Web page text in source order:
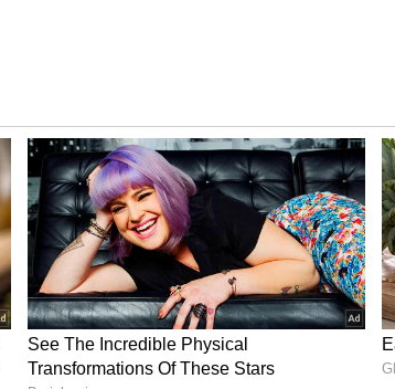
పాత్ర , ఇలాంటి పాత్రలు చేసినప్పుడు
మెప్పిస్తాడు` అని హీరోల్లో ఒకరైన వెంకట్
యూఎస్ఏ తో కలిసి ఖర్చుకు వెనకాడకుండా క్వాలిటీలో రాజి
రాజ్ పవన్ తెలిపారు . `బాబీ అందించిన బలమైన
ప్రేక్షకులని నవ్వించడం పెద్ద టాస్క్ , టీం వర్క్ తో
ఈ పాంచాలి పంచభర్తృక` అని సినిమా దర్శకుడు